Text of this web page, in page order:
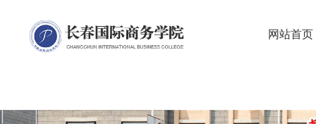
: Undefined variable: id in 网站首页